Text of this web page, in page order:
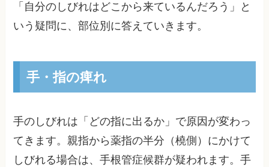
「自分のしびれはどこから来ているんだろう」と
いう疑問に、部位別に答えていきます。
手・指の痺れ
手のしびれは「どの指に出るか」で原因が変わっ
てきます。親指から薬指の半分（橈側）にかけて
しびれる場合は、手根管症候群が疑われます。手